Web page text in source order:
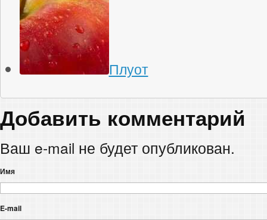
Плуот
Добавить комментарий
Ваш e-mail не будет опубликован.
Имя
E-mail